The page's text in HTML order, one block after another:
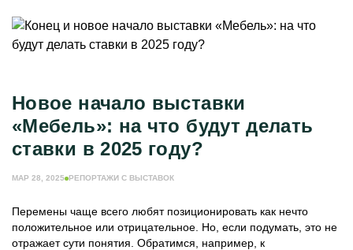
Новое начало выставки
«Мебель»: на что будут делать
ставки в 2025 году?
МАР 28, 2025 РЕПОРТАЖИ С ВЫСТАВОК
Перемены чаще всего любят позиционировать как нечто
положительное или отрицательное. Но, если подумать, это не
отражает сути понятия. Обратимся, например, к